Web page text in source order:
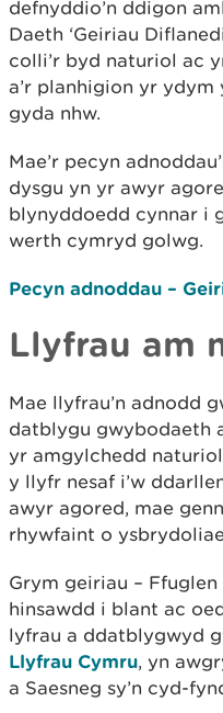
defnyddio’n ddigon
Daeth ‘Geiriau
colli’r byd naturiol ac
a’r planhigion yr ydym
gyda nhw.
Mae’r pecyn
dysgu yn yr awyr
blynyddoedd cynnar i
werth cymryd golwg.
Pecyn adnoddau –
Llyfrau am
Mae llyfrau’n adnodd
datblygu gwybodaeth
yr amgylchedd
y llyfr nesaf i’w
awyr agored, mae
rhywfaint o
Grym geiriau –
hinsawdd i blant ac
lyfrau a ddatblygwyd
Llyfrau Cymru, yn
a Saesneg sy’n cyd-